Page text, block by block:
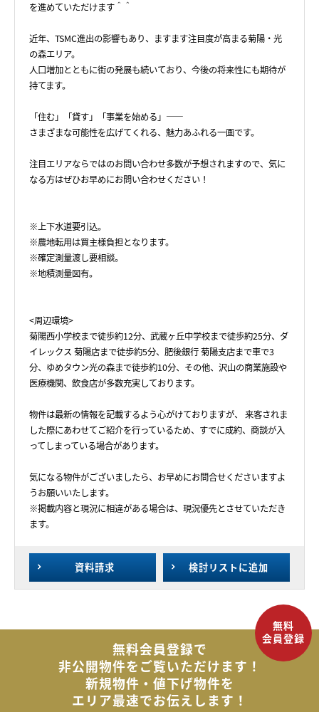
資料請求 検討リストに追加
を進めていただけます＾＾
近年、TSMC進出の影響もあり、ますます注目度が高まる菊陽・光
の森エリア。
人口増加とともに街の発展も続いており、今後の将来性にも期待が
持てます。
「住む」「貸す」「事業を始める」――
さまざまな可能性を広げてくれる、魅力あふれる一画です。
注目エリアならではのお問い合わせ多数が予想されますので、気に
なる方はぜひお早めにお問い合わせください！
※上下水道要引込。
※農地転用は買主様負担となります。
※確定測量渡し要相談。
※地積測量図有。
<周辺環境>
菊陽西小学校まで徒歩約12分、武蔵ヶ丘中学校まで徒歩約25分、ダ
イレックス 菊陽店まで徒歩約5分、肥後銀行 菊陽支店まで車で3
分、ゆめタウン光の森まで徒歩約10分、その他、沢山の商業施設や
医療機関、飲食店が多数充実しております。
物件は最新の情報を記載するよう心がけておりますが、 来客されま
した際にあわせてご紹介を行っているため、すでに成約、商談が入
ってしまっている場合があります。
気になる物件がございましたら、お早めにお問合せくださいますよ
うお願いいたします。
※掲載内容と現況に相違がある場合は、現況優先とさせていただき
ます。
無料会員登録で
非公開物件をご覧いただけます！
新規物件・値下げ物件を
エリア最速でお伝えします！